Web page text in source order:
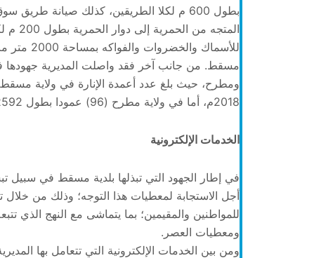
بطول 600 م لكلا الطريقين، كذلك صيانة
للأسماك
مسقط. من جانب آخر فقد واصلت المديرية جهودها
2018م، أما في ولاية مطرح (96) عمودا بطول 2592 مترا .
الخدمات الإلكترونية
في إطار الجهود التي تبذلها بلدية مسقط في
أجل الاستجابة لمعطيات هذا التوجه؛ وذلك من خلال
للمواطنين والمقيمين؛ بما يتماشى مع النهج الذي
ومعطيات العصر.
ومن بين الخدمات الإلكترونية التي تتعامل بها